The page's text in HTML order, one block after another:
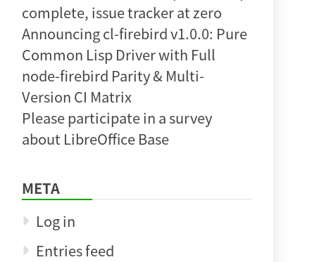
complete, issue tracker at zero
Announcing cl-firebird v1.0.0: Pure
Common Lisp Driver with Full
node-firebird Parity & Multi-
Version CI Matrix
Please participate in a survey
about LibreOffice Base
META
Log in
Entries feed